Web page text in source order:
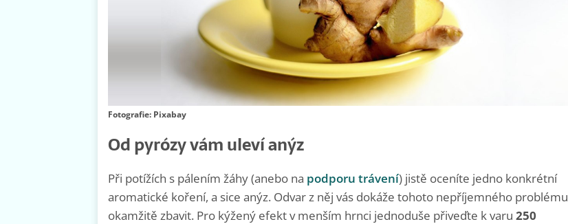
Fotografie: Pixabay
Od pyrózy vám uleví anýz
Při potížích s pálením žáhy (anebo na podporu trávení) jistě oceníte jedno konkrétní
aromatické koření, a sice anýz. Odvar z něj vás dokáže tohoto nepříjemného problému
okamžitě zbavit. Pro kýžený efekt v menším hrnci jednoduše přiveďte k varu 250